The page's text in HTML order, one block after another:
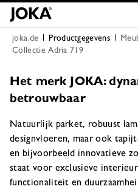
joka.de Productgegevens
Collectie Adria 719
Het merk JOKA:
betrouwbaar
Natuurlijk parket, robuust
designvloeren, maar ook
en bijvoorbeeld innovatieve
staat voor exclusieve
functionaliteit en